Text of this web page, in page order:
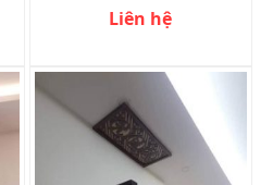
Liên hệ